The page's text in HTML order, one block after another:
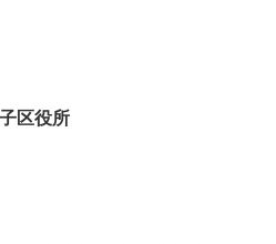
区役所